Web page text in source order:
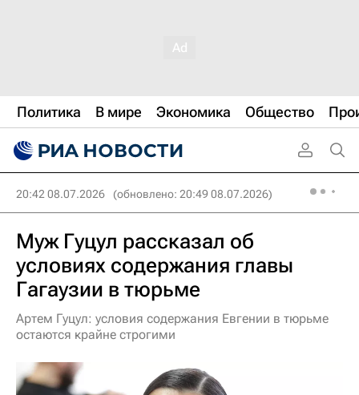
Политика В мире Экономика Общество
20:42 08.07.2026 (обновлено: 20:49 08.07.2026)
Муж Гуцул рассказал об
условиях содержания главы
Гагаузии в тюрьме
Артем Гуцул: условия содержания Евгении в тюрьме
остаются крайне строгими